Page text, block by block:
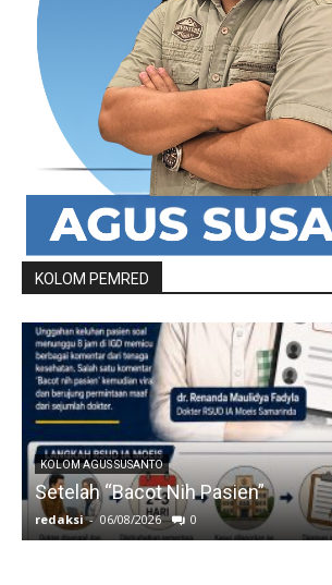
KOLOM PEMRED
KOLOM AGUS SUSANTO
Setelah “Bacot Nih Pasien”
redaksi - 06/08/2026 0